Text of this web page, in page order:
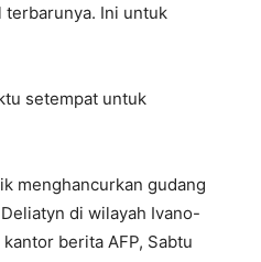
terbarunya. Ini untuk
setempat untuk
menghancurkan gudang
di wilayah Ivano-
berita AFP, Sabtu